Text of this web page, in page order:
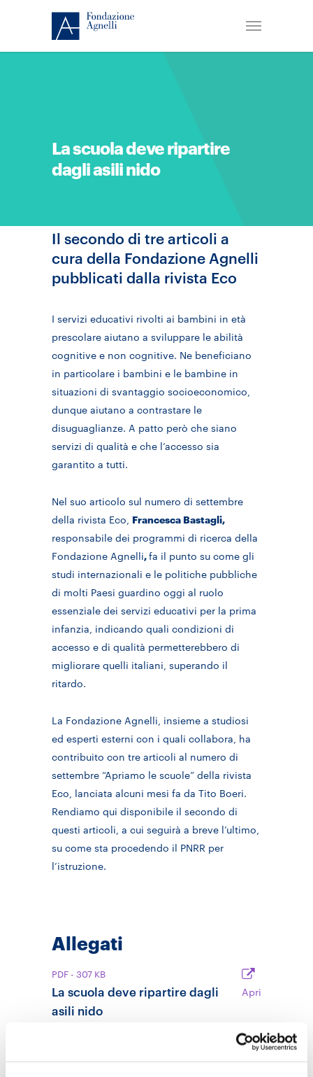
La scuola deve ripartire
dagli asili nido
Il secondo di tre articoli a
cura della Fondazione Agnelli
pubblicati dalla rivista Eco
I servizi educativi rivolti ai bambini in età
prescolare aiutano a sviluppare le abilità
cognitive e non cognitive. Ne beneficiano
in particolare i bambini e le bambine in
situazioni di svantaggio socioeconomico,
dunque aiutano a contrastare le
disuguaglianze. A patto però che siano
servizi di qualità e che l’accesso sia
garantito a tutti.
Nel suo articolo sul numero di settembre
della rivista Eco Francesca Bastagli,
responsabile dei programmi di ricerca della
Fondazione Agnelli,fa il punto su come gli
studi internazionali e le politiche pubbliche
di molti Paesi guardino oggi al ruolo
essenziale dei servizi educativi per la prima
infanzia, indicando quali condizioni di
accesso e di qualità permetterebbero di
migliorare quelli italiani, superando il
ritardo.
La Fondazione Agnelli, insieme a studiosi
ed esperti esterni con i quali collabora, ha
contribuito con tre articoli al numero di
settembre “Apriamo le scuole” della rivista
Eco, lanciata alcuni mesi fa da Tito Boeri.
Rendiamo qui disponibile il secondo di
questi articoli, a cui seguirà a breve l’ultimo,
su come sta procedendo il PNRR per
l’istruzione.
Allegati
PDF - 307 KB
La scuola deve ripartire dagli
asili nido
Apri
Temi